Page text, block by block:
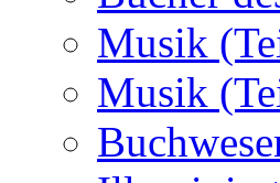
Musik
Musik